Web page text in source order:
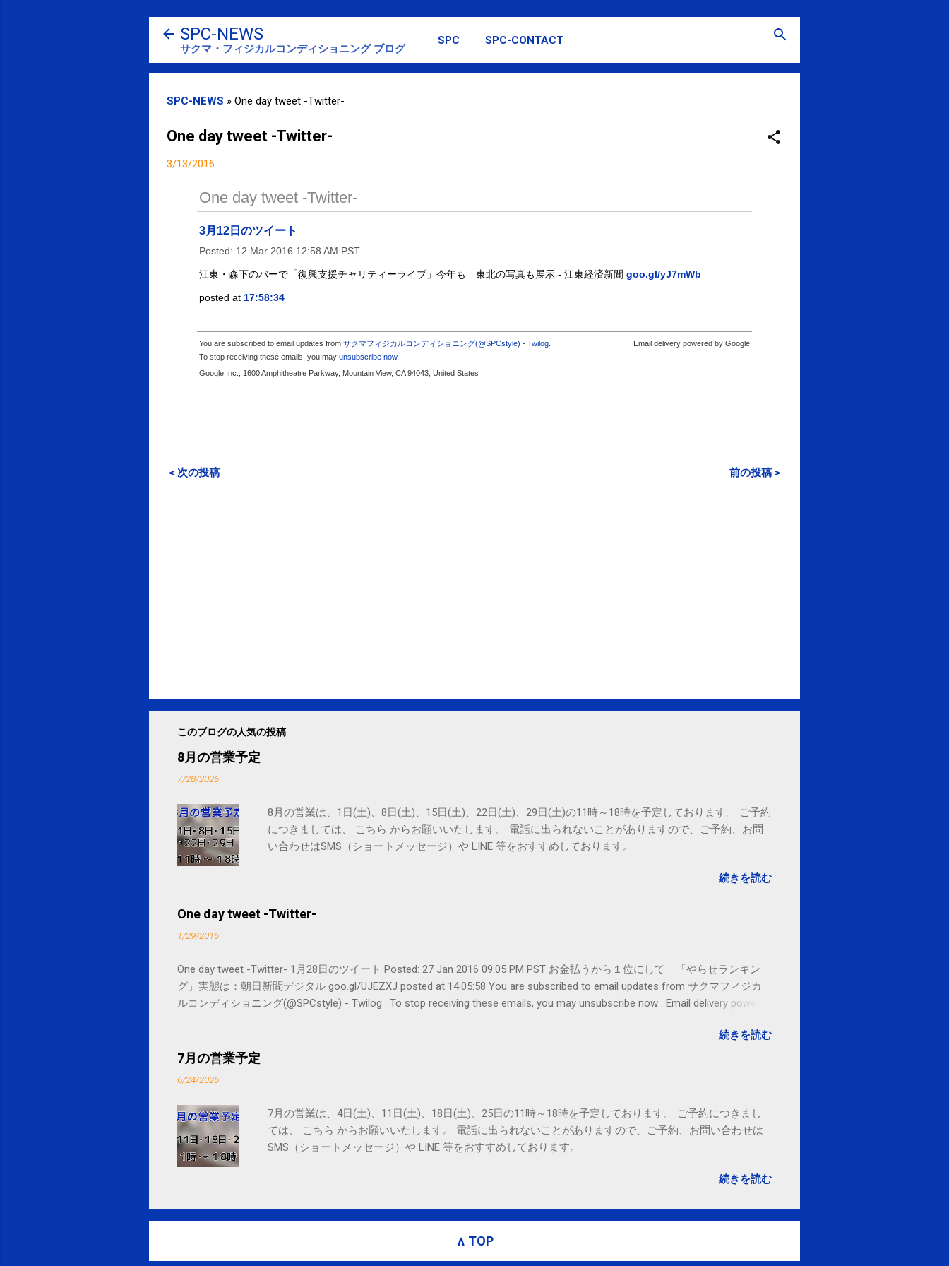
スキップしてメイン コンテンツに移動
SPC-NEWS
サクマ・フィジカルコンディショニング ブログ
SPC SPC-CONTACT
SPC-NEWS » One day tweet -Twitter-
One day tweet -Twitter-
3/13/2016
One day tweet -Twitter-
3月12日のツイート
Posted: 12 Mar 2016 12:58 AM PST
江東・森下のバーで「復興支援チャリティーライブ」今年も 東北の写真も展示 - 江東経済新聞 goo.gl/yJ7mWb
posted at 17:58:34
You are subscribed to email updates from サクマフィジカルコンディショニング(@SPCstyle) - Twilog
To stop receiving these emails, you may unsubscribe now.
Email delivery powered by Google
Google Inc., 1600 Amphitheatre Parkway, Mountain View, CA 94043, United States
< 次の投稿 前の投稿 >
このブログの人気の投稿
8月の営業予定
7/28/2026
8月の営業は、1日(土)、8日(土)、15日(土)、22日(土)、29日(土)の11時～18時を予定しております。 ご予約
につきましては、 こちら からお願いいたします。 電話に出られないことがありますので、ご予約、お問
い合わせはSMS（ショートメッセージ）や LINE 等をおすすめしております。
続きを読む
One day tweet -Twitter-
1/29/2016
One day tweet -Twitter- 1月28日のツイート Posted: 27 Jan 2016 09:05 PM PST お金払うから１位にして 「やらせランキン
グ」実態は：朝日新聞デジタル goo.gl/UJEZXJ posted at 14:05:58 You are subscribed to email updates from サクマフィジカ
ルコンディショニング(@SPCstyle) - Twilog . To stop receiving these emails, you may unsubscribe now . Email delivery powered
続きを読む
7月の営業予定
6/24/2026
7月の営業は、4日(土)、11日(土)、18日(土)、25日の11時～18時を予定しております。 ご予約につきまし
ては、 こちら からお願いいたします。 電話に出られないことがありますので、ご予約、お問い合わせは
SMS（ショートメッセージ）や LINE 等をおすすめしております。
続きを読む
∧ TOP